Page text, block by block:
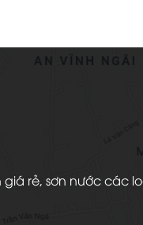
rẻ, sơn nước các